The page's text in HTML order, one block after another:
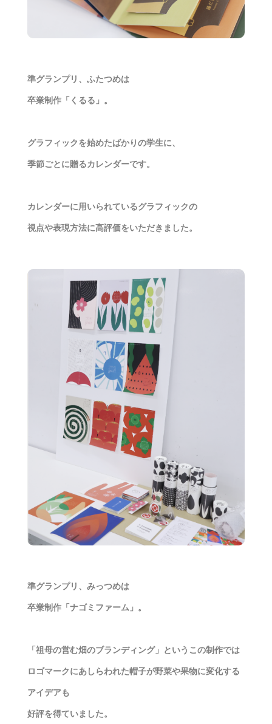
準グランプリ、ふたつめは
卒業制作「くるる」。
グラフィックを始めたばかりの学生に、
季節ごとに贈るカレンダーです。
カレンダーに用いられているグラフィックの
視点や表現方法に高評価をいただきました。
準グランプリ、みっつめは
卒業制作「ナゴミファーム」。
「祖母の営む畑のブランディング」というこの制作では
ロゴマークにあしらわれた帽子が野菜や果物に変化する
アイデアも
好評を得ていました。